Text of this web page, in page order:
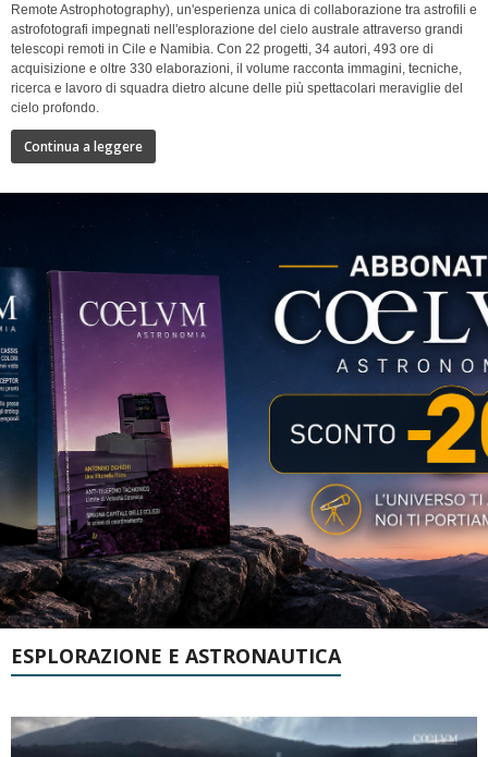
Remote Astrophotography), un'esperienza unica di collaborazione tra astrofili e
astrofotografi impegnati nell'esplorazione del cielo australe attraverso grandi
telescopi remoti in Cile e Namibia. Con 22 progetti, 34 autori, 493 ore di
acquisizione e oltre 330 elaborazioni, il volume racconta immagini, tecniche,
ricerca e lavoro di squadra dietro alcune delle più spettacolari meraviglie del
cielo profondo.
Continua a leggere
ESPLORAZIONE E ASTRONAUTICA